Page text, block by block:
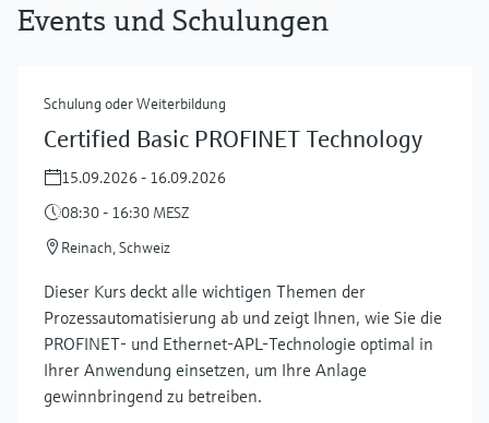
Events und Schulungen
Schulung oder Weiterbildung
Certified Basic PROFINET Technology
15.09.2026 - 16.09.2026
08:30 - 16:30 MESZ
Reinach, Schweiz
Dieser Kurs deckt alle wichtigen Themen der
Prozessautomatisierung ab und zeigt Ihnen, wie Sie die
PROFINET- und Ethernet-APL-Technologie optimal in
Ihrer Anwendung einsetzen, um Ihre Anlage
gewinnbringend zu betreiben.